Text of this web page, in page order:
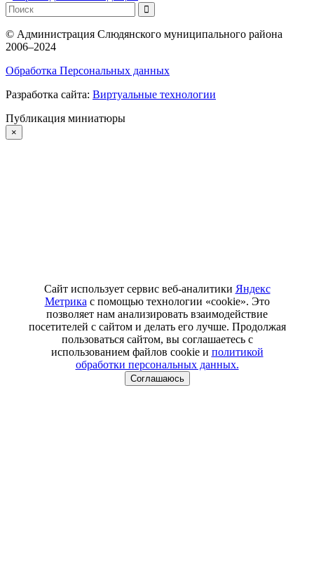
© Администрация Слюдянского муниципального района
2006–2024
Обработка Персональных данных
Разработка сайта: Виртуальные технологии
Публикация миниатюры
×
Сайт использует сервис веб-аналитики Яндекс
Метрика с помощью технологии «cookie». Это
позволяет нам анализировать взаимодействие
посетителей с сайтом и делать его лучше. Продолжая
пользоваться сайтом, вы соглашаетесь с
использованием файлов cookie и политикой
обработки персональных данных.
Соглашаюсь